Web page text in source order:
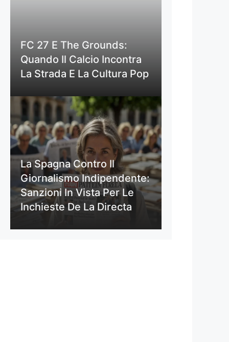
FC 27 E The Grounds:
Quando Il Calcio Incontra
La Strada E La Cultura Pop
La Spagna Contro Il
Giornalismo Indipendente:
Sanzioni In Vista Per Le
Inchieste De La Directa